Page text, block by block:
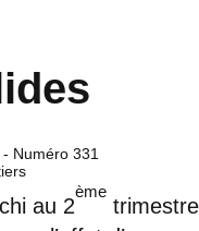
- Numéro 331
au 2
ème